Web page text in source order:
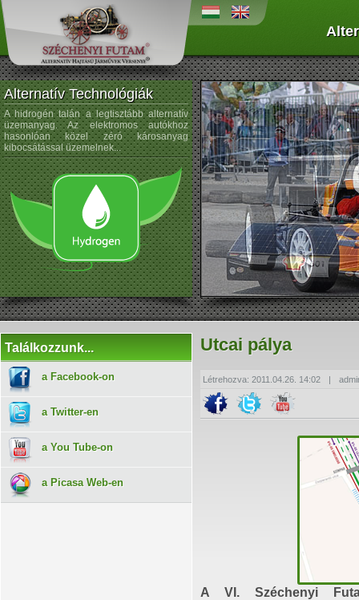
Alternatív Technológiák
A hidrogén talán a legtisztább alternatív
üzemanyag. Az elektromos autókhoz
hasonlóan közel zéró károsanyag
kibocsátással üzemelnek...
A napenergiát az
kezdték alkalmazni, és az
sem újdonság a napelemek
Találkozzunk...
a Facebook-on
a Twitter-en
a You Tube-on
a Picasa Web-en
Utcai pálya
Létrehozva: 2011.04.26. 14:02 |
A VI. Széchenyi